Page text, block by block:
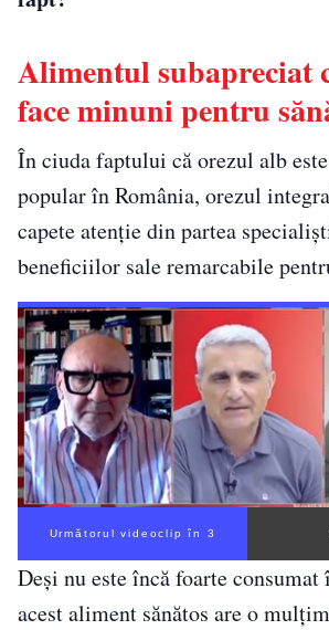
Alimentul subapreciat
face minuni pentru
În ciuda faptului că orezul alb
popular în România, orezul
capete atenție din partea
beneficiilor sale remarcabile
Următorul videoclip în 2
Deși nu este încă foarte consumat
acest aliment sănătos are o